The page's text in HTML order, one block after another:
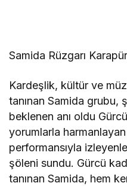
Samida Rüzgarı
Kardeşlik, kültür ve
tanınan Samida grubu,
beklenen anı oldu
yorumlarla
performansıyla
şöleni sundu. Gürcü
tanınan Samida, hem